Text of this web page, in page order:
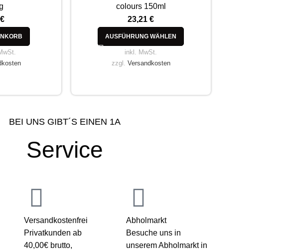
€
colours 150ml
23,21€
AUSFÜHRUNG WÄHLEN
inkl. MwSt.
zzgl. Versandkosten
BEI UNS GIBT´S EINEN 1A
Service
Versandkostenfrei
Privatkunden ab
40,00€ brutto,
Abholmarkt
Besuche uns in
unserem Abholmarkt in